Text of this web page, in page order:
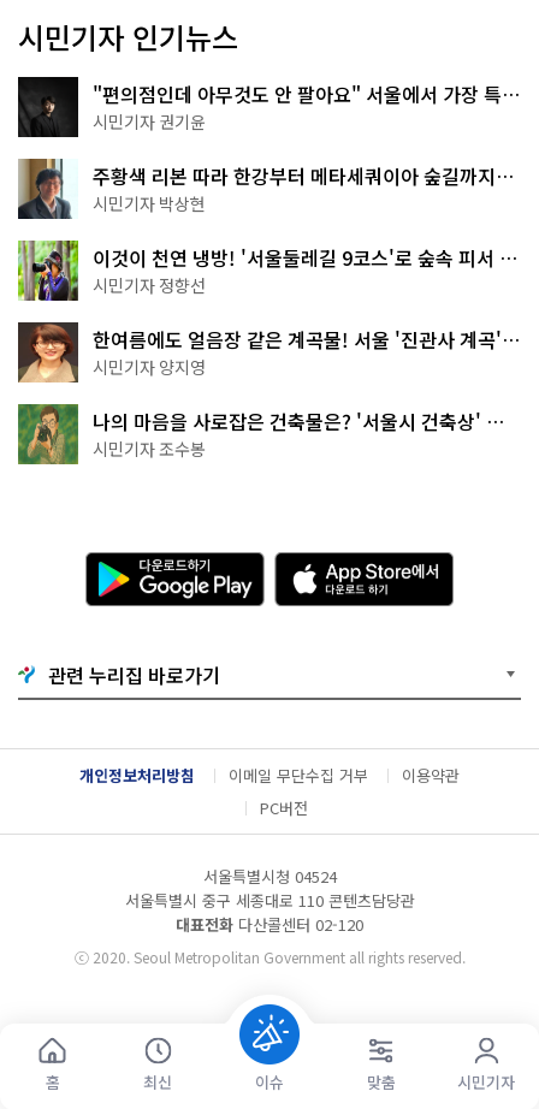
시민기자 인기뉴스
"편의점인데 아무것도 안 팔아요" 서울에서 가장 특별
한 편의점의 정체
시민기자 권기윤
주황색 리본 따라 한강부터 메타세쿼이아 숲길까지…
서울둘레길 15코스
시민기자 박상현
이것이 천연 냉방! '서울둘레길 9코스'로 숲속 피서 떠
나볼까
시민기자 정향선
한여름에도 얼음장 같은 계곡물! 서울 '진관사 계곡'이
천국이네~
시민기자 양지영
나의 마음을 사로잡은 건축물은? '서울시 건축상' 수
상작 공개!
시민기자 조수봉
다
운
로
기
G
o
g
l
e
l
A
p
p
e
서
다
운
드
관련 누리집 바로가기
개인정보처리방침 이메일 무단수집 거부
이용약관
PC버전
서울특별시청 04524
서울특별시 중구 세종대로 110 콘텐츠담당관
대표전화 다산콜센터 02-120
ⓒ2020. Seoul Metropolitan Government all rights reserved.
홈 최신 이슈 맞춤 시민기자